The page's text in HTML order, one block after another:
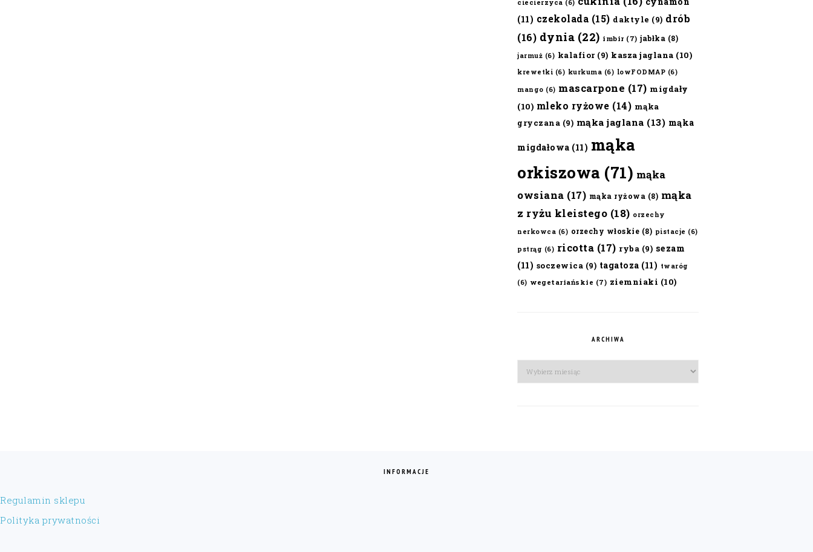
ciecierzyca (6)
(11) czekolada (15) daktyle (9) drób
(16) dynia (22) imbir (7) jabłka (8)
jarmuż (6) kalafior(9) kasza jaglana (10)
krewetki (6) kurkuma (6) lowFODMAP (6)
mango (6) mascarpone (17) migdały
(10) mleko ryżowe (14) mąka
gryczana (9) mąka jaglana (13) mąka
migdałowa (11) mąka
orkiszowa (71) mąka
owsiana (17) mąka ryżowa (8) mąka
z ryżu kleistego (18) orzechy
nerkowca (6) orzechy włoskie (8) pistacje (6)
pstrąg (6) ricotta (17) ryba (9) sezam
(11) soczewica (9) tagatoza (11) twaróg
(6) wegetariańskie (7) ziemniaki (10)
ARCHIWA
Archiwa
INFORMACJE
Regulamin sklepu
Polityka prywatności